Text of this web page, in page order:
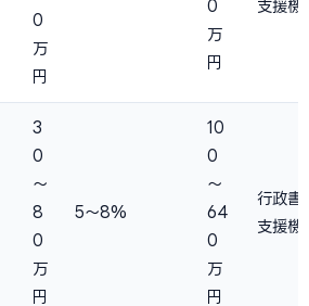
0
万
円
0
万
円
支援機
3
0
〜
8
0
万
円
5〜8%
10
0
〜
64
0
万
円
行政書
支援機